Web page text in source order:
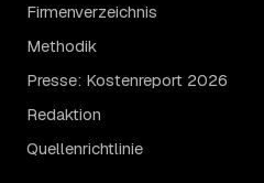
Firmenverzeichnis
Methodik
Presse: Kostenreport 2026
Redaktion
Quellenrichtlinie